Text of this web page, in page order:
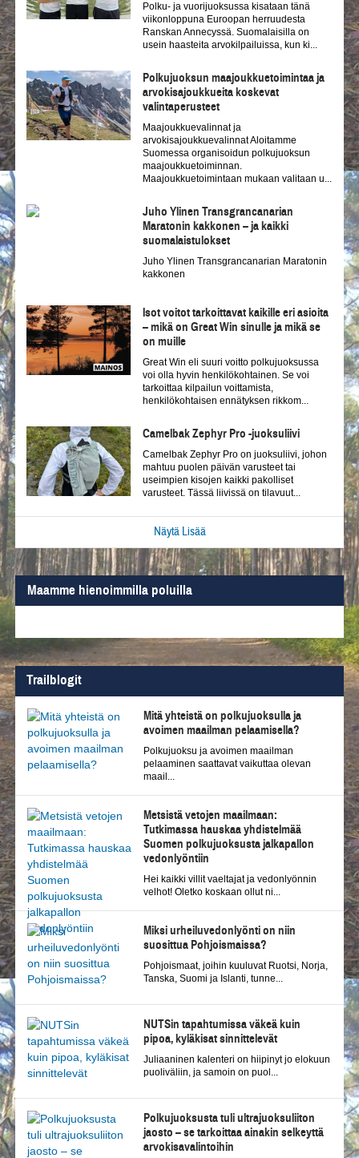
Polku- ja vuorijuoksussa kisataan tänä
viikonloppuna Euroopan herruudesta
Ranskan Annecyssä. Suomalaisilla on
usein haasteita arvokilpailuissa, kun ki...
Polkujuoksun maajoukkuetoimintaa ja
arvokisajoukkueita koskevat
valintaperusteet
Maajoukkuevalinnat ja
arvokisajoukkuevalinnat Aloitamme
Suomessa organisoidun polkujuoksun
maajoukkuetoiminnan.
Maajoukkuetoimintaan mukaan valitaan u...
Juho Ylinen Transgrancanarian
Maratonin kakkonen – ja kaikki
suomalaistulokset
Juho Ylinen Transgrancanarian Maratonin
kakkonen
Isot voitot tarkoittavat kaikille eri asioita
– mikä on Great Win sinulle ja mikä se
on muille
Great Win eli suuri voitto polkujuoksussa
voi olla hyvin henkilökohtainen. Se voi
tarkoittaa kilpailun voittamista,
henkilökohtaisen ennätyksen rikkom...
Camelbak Zephyr Pro -juoksuliivi
Camelbak Zephyr Pro on juoksuliivi, johon
mahtuu puolen päivän varusteet tai
useimpien kisojen kaikki pakolliset
varusteet. Tässä liivissä on tilavuut...
Näytä Lisää
Maamme hienoimmilla poluilla
Trailblogit
Mitä yhteistä on polkujuoksulla ja
avoimen maailman pelaamisella?
Polkujuoksu ja avoimen maailman
pelaaminen saattavat vaikuttaa olevan
maail...
Metsistä vetojen maailmaan:
Tutkimassa hauskaa yhdistelmää
Suomen polkujuoksusta jalkapallon
vedonlyöntiin
Hei kaikki villit vaeltajat ja vedonlyönnin
velhot! Oletko koskaan ollut ni...
Miksi urheiluvedonlyönti on niin
suosittua Pohjoismaissa?
Pohjoismaat, joihin kuuluvat Ruotsi, Norja,
Tanska, Suomi ja Islanti, tunne...
NUTSin tapahtumissa väkeä kuin
pipoa, kyläkisat sinnittelevät
Juliaaninen kalenteri on hiipinyt jo elokuun
puoliväliin, ja samoin on puol...
Polkujuoksusta tuli ultrajuoksuliiton
jaosto – se tarkoittaa ainakin selkeyttä
arvokisavalintoihin